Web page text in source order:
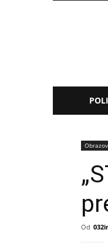
Od